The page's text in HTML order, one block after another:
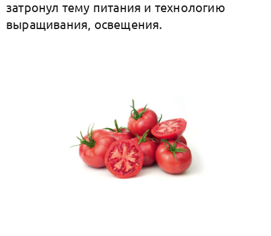
затронул тему питания и технологию
выращивания, освещения.